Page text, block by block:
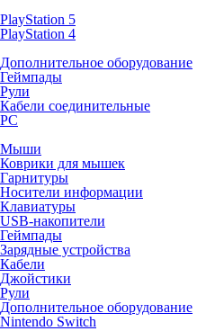
PlayStation 5
PlayStation 4
Дополнительное оборудование
Геймпады
Рули
Кабели соединительные
PC
Мыши
Коврики для мышек
Гарнитуры
Носители информации
Клавиатуры
USB-накопители
Геймпады
Зарядные устройства
Кабели
Джойстики
Рули
Дополнительное оборудование
Nintendo Switch